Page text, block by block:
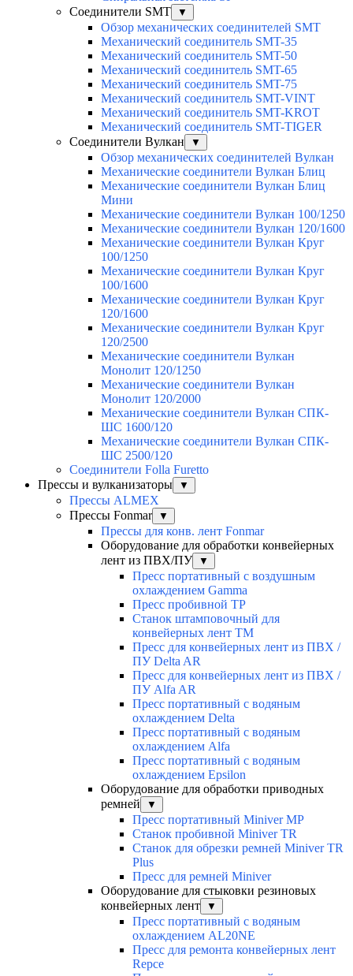
Соединители SMT
▼
Обзор механических соединителей SMT
Механический соединитель SMT-35
Механический соединитель SMT-50
Механический соединитель SMT-65
Механический соединитель SMT-75
Механический соединитель SMT-VINT
Механический соединитель SMT-KROT
Механический соединитель SMT-TIGER
Соединители Вулкан
▼
Обзор механических соединителей Вулкан
Механические соединители Вулкан Блиц
Механические соединители Вулкан Блиц
Мини
Механические соединители Вулкан 100/1250
Механические соединители Вулкан 120/1600
Механические соединители Вулкан Круг
100/1250
Механические соединители Вулкан Круг
100/1600
Механические соединители Вулкан Круг
120/1600
Механические соединители Вулкан Круг
120/2500
Механические соединители Вулкан
Монолит 120/1250
Механические соединители Вулкан
Монолит 120/2000
Механические соединители Вулкан СПК-
ШС 1600/120
Механические соединители Вулкан СПК-
ШС 2500/120
Соединители Folla Furetto
Прессы и вулканизаторы
▼
Прессы ALMEX
Прессы Fonmar
▼
Прессы для конв. лент Fonmar
Оборудование для обработки конвейерных
лент из ПВХ/ПУ
▼
Пресс портативный с воздушным
охлаждением Gamma
Пресс пробивной TP
Станок штамповочный для
конвейерных лент TM
Пресс для конвейерных лент из ПВХ /
ПУ Delta AR
Пресс для конвейерных лент из ПВХ /
ПУ Alfa AR
Пресс портативный с водяным
охлаждением Delta
Пресс портативный с водяным
охлаждением Alfa
Пресс портативный с водяным
охлаждением Epsilon
Оборудование для обработки приводных
ремней
▼
Пресс портативный Miniver MP
Станок пробивной Miniver TR
Станок для обрезки ремней Miniver TR
Plus
Пресс для ремней Miniver
Оборудование для стыковки резиновых
конвейерных лент
▼
Пресс портативный с водяным
охлаждением AL20NE
Пресс для ремонта конвейерных лент
Repce